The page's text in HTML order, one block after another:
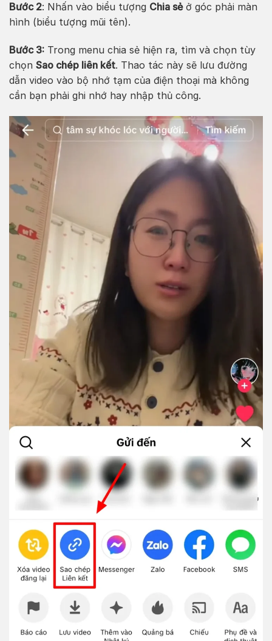
Bước 2: Nhấn vào biểu tượng Chia sẻở góc phải màn
hình (biểu tượng mũi tên).
Bước 3:Trong menu chia sẻ hiện ra, tìm và chọn tùy
chọn Sao chép liên kết. Thao tác này sẽ lưu đường
dẫn video vào bộ nhớ tạm của điện thoại mà không
cần bạn phải ghi nhớ hay nhập thủ công.